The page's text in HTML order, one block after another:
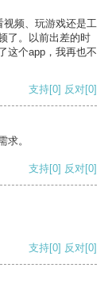
视频、玩游戏还是工
了。以前出差的时
这个app，我再也不
支持[0] 反对[0]
求。
支持[0] 反对[0]
支持[0] 反对[0]